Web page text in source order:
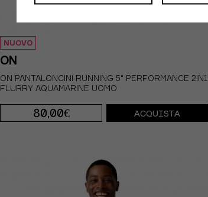
NUOVO
ON
ON PANTALONCINI RUNNING 5" PERFORMANCE 2IN1
FLURRY AQUAMARINE UOMO
80,00€ ACQUISTA